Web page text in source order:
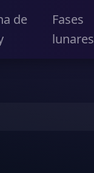
de
Fases
lunares